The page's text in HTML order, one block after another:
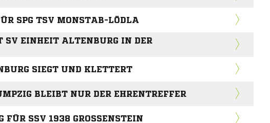
SPG TSV MONSTAB-LÖDLA
SV EINHEIT ALTENBURG IN DER
SIEGT UND KLETTERT
BLEIBT NUR DER EHRENTREFFER
FÜR SSV 1938 GROSSENSTEIN